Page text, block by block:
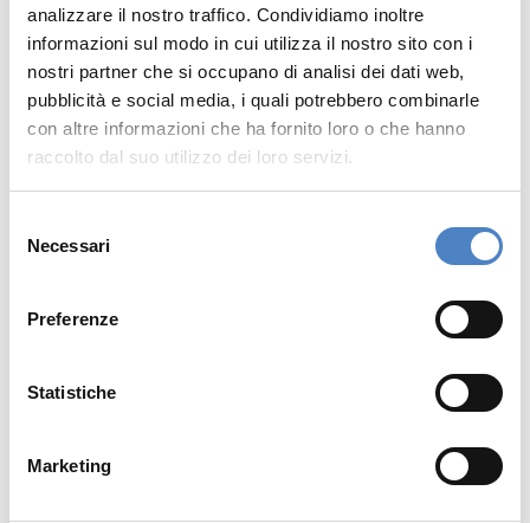
analizzare il nostro traffico. Condividiamo inoltre
informazioni sul modo in cui utilizza il nostro sito con i
nostri partner che si occupano di analisi dei dati web,
pubblicità e social media, i quali potrebbero combinarle
con altre informazioni che ha fornito loro o che hanno
raccolto dal suo utilizzo dei loro servizi.
delNecessari
Preferenze
Statistiche
Marketing
i suoi obiettivi di business:
Sistemi
Poiché il commercio unificato integra tutti i
operazione è basata su una solida base che
delle
. Ciò riduce il tempo e le risorse
dedicate alla gestione di più fornitori, migliora
operativa e consente di acquisire
informazioni dettagliate sui dati consolidati su